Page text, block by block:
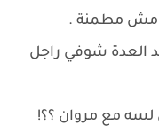
ومش مطمنة .
العدة شوفي راجل
لسه مع مروان ؟؟!